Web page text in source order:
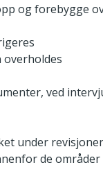
og forebygge
ved
under
de